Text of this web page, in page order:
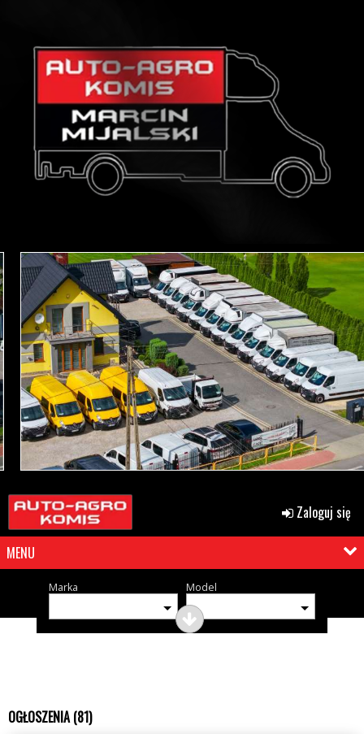
Zaloguj się
MENU
Marka Model
OGŁOSZENIA (81)